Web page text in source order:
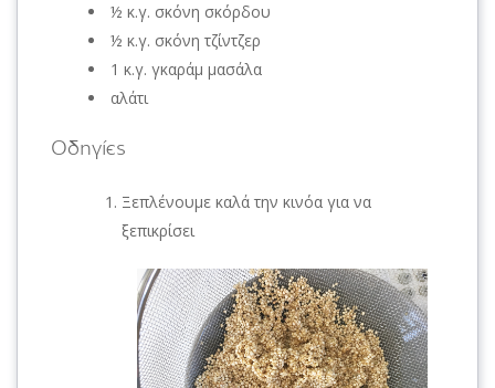
½ κ.γ. σκόνη σκόρδου
½ κ.γ. σκόνη τζίντζερ
1 κ.γ. γκαράμ μασάλα
αλάτι
Οδηγίες
Ξεπλένουμε καλά την κινόα για να
ξεπικρίσει